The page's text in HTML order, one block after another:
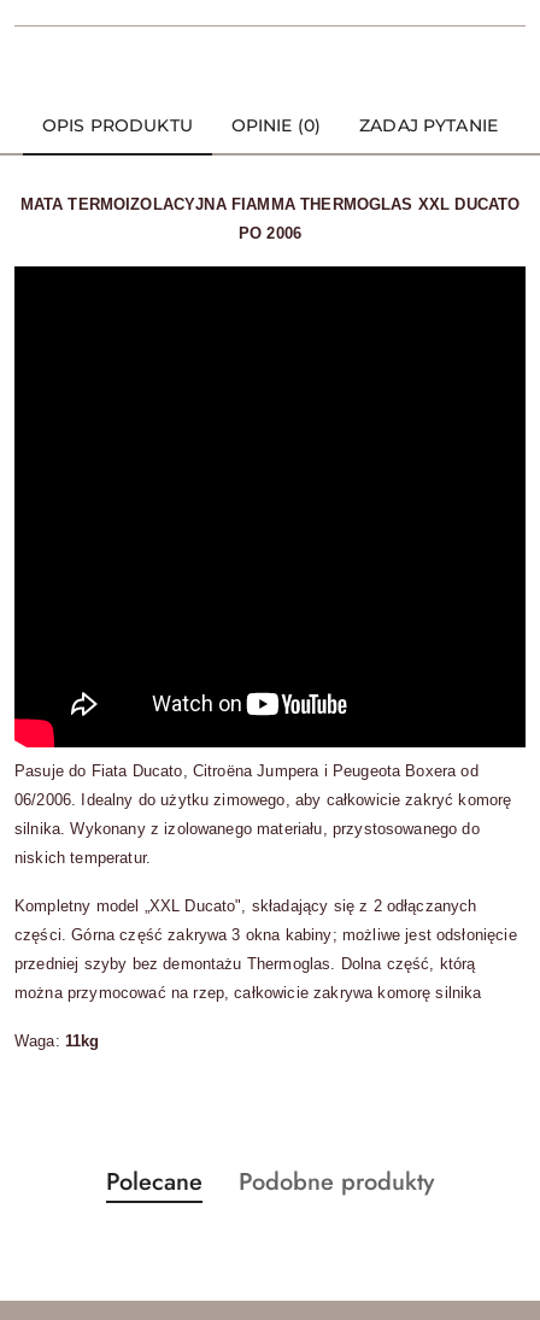
OPIS PRODUKTU OPINIE (0) ZADAJ PYTANIE
MATA TERMOIZOLACYJNA FIAMMA THERMOGLAS XXL DUCATO
PO 2006
Pasuje do Fiata Ducato, Citroëna Jumpera i Peugeota Boxera od
06/2006.
Idealny do użytku zimowego, aby całkowicie zakryć komorę
silnika. Wykonany z izolowanego materiału, przystosowanego do
niskich temperatur.
Kompletny model „XXL Ducato", składający się z 2 odłączanych
części.
Górna część zakrywa 3 okna kabiny; możliwe jest odsłonięcie
przedniej szyby bez demontażu Thermoglas.
Dolna część, którą
można przymocować na rzep, całkowicie zakrywa komorę silnika
Waga: 11kg
Pomiń karuzelę produktów
Produkty
o
Polecane
Produkty
Podobne produkty